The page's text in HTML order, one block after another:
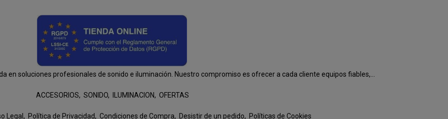
en soluciones profesionales de sonido e iluminación. Nuestro compromiso es ofrecer a cada cliente equipos fiables,...
ACCESORIOS SONIDO ILUMINACION OFERTAS
Legal Política de Privacidad Condiciones de Compra Desistir de un pedido Políticas de Cookies